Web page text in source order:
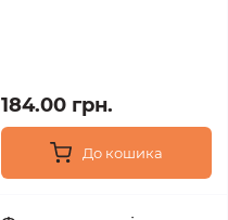
184.00 грн.
До кошика